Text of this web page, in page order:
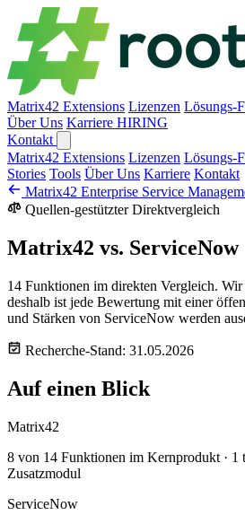
Matrix42 Extensions Lizenzen Lösungs-
Über Uns Karriere HIRING
Kontakt
Matrix42 Extensions Lizenzen Lösungs-
Stories Tools Über Uns Karriere Kontakt
Matrix42 Enterprise Service
Quellen-gestützter Direktvergleich
Matrix42 vs. ServiceNow
14 Funktionen im direkten Vergleich.
deshalb ist jede Bewertung mit einer
und Stärken von ServiceNow werden
Recherche-Stand: 31.05.2026
Auf einen Blick
Matrix42
8 von 14 Funktionen im Kernprodukt · 1
Zusatzmodul
ServiceNow